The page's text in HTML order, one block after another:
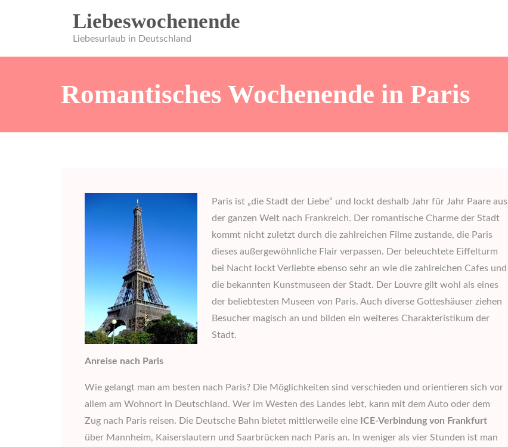
Liebeswochenende
Liebesurlaub in Deutschland
Romantisches Wochenende in Paris
Paris ist „die Stadt der Liebe“ und lockt deshalb Jahr für Jahr Paare aus
der ganzen Welt nach Frankreich. Der romantische Charme der Stadt
kommt nicht zuletzt durch die zahlreichen Filme zustande, die Paris
dieses außergewöhnliche Flair verpassen. Der beleuchtete Eiffelturm
bei Nacht lockt Verliebte ebenso sehr an wie die zahlreichen Cafes und
die bekannten Kunstmuseen der Stadt. Der Louvre gilt wohl als eines
der beliebtesten Museen von Paris. Auch diverse Gotteshäuser ziehen
Besucher magisch an und bilden ein weiteres Charakteristikum der
Stadt.
Anreise nach Paris
Wie gelangt man am besten nach Paris? Die Möglichkeiten sind verschieden und orientieren sich vor
allem am Wohnort in Deutschland. Wer im Westen des Landes lebt, kann mit dem Auto oder dem
Zug nach Paris reisen. Die Deutsche Bahn bietet mittlerweile eine ICE-Verbindung von Frankfurt
über Mannheim, Kaiserslautern und Saarbrücken nach Paris an. In weniger als vier Stunden ist man